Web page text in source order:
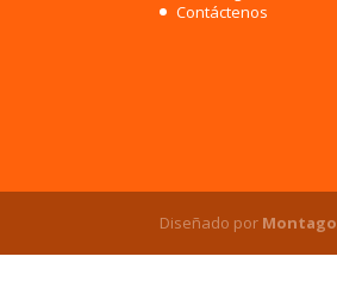
Contáctenos
Diseñado por Montago